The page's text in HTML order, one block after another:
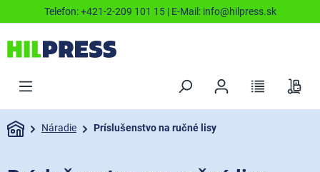
Telefon:+421-2-209 101 15| E-Mail: info@hilpress.sk
Náradie Príslušenstvo na ručné lisy